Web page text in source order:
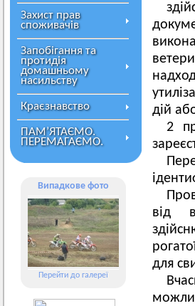
Захист прав
споживачів
Запобігання та
протидія
домашньому
насильству
Краєзнавство
ПАМ’ЯТАЄМО.
ПЕРЕМАГАЄМО.
Випадкове фото
Перейти до галереї
дій
2
від
для